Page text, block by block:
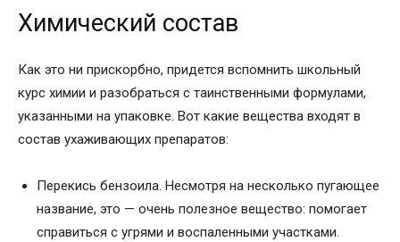
Химический состав
Как это ни прискорбно, придется вспомнить школьный
курс химии и разобраться с таинственными формулами,
указанными на упаковке. Вот какие вещества входят в
состав ухаживающих препаратов:
Перекись бензоила. Несмотря на несколько пугающее
название, это — очень полезное вещество: помогает
справиться с угрями и воспаленными участками.